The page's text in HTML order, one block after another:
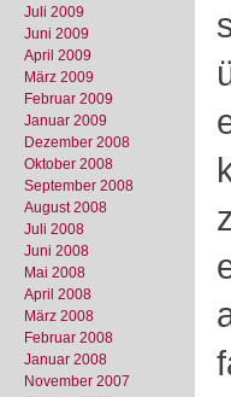
Juli 2009
Juni 2009
April 2009
März 2009
Februar 2009
Januar 2009
Dezember 2008
Oktober 2008
September 2008
August 2008
Juli 2008
Juni 2008
Mai 2008
April 2008
März 2008
Februar 2008
Januar 2008
November 2007